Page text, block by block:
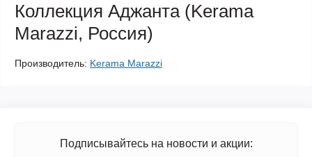
Коллекция Аджанта (Kerama
Marazzi, Россия)
Производитель: Kerama Marazzi
Подписывайтесь на новости и акции: